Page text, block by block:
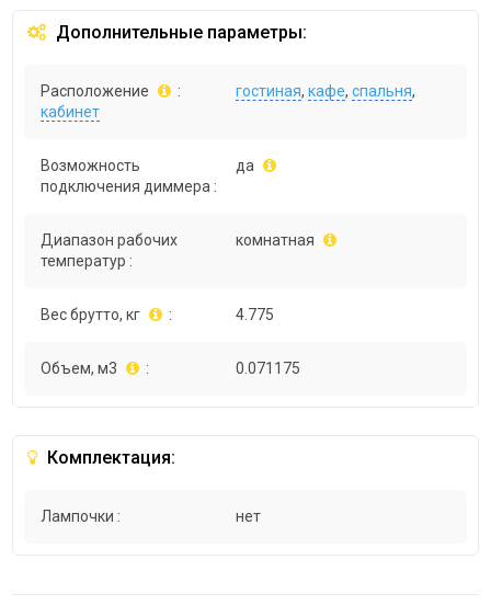
Дополнительные параметры:
Расположение : гостиная,кафе,спальня,
кабинет
Возможность
подключения диммера :
да
Диапазон рабочих
температур :
комнатная
Вес брутто, кг : 4.775
Объем, м3 : 0.071175
Комплектация:
Лампочки : нет